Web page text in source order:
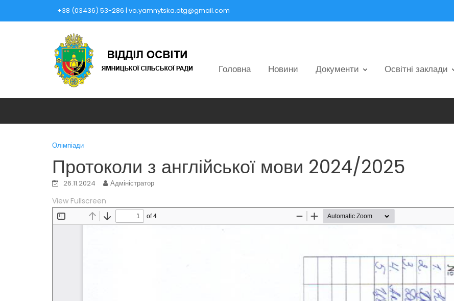
+38 (03436) 53-286 | vo.yamnytska.otg@gmail.com
Головна Новини Документи Освітні заклади
Олімпіади
Протоколи з англійської мови 2024/2025
26.11.2024 Адміністратор
View Fullscreen